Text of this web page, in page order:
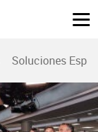
Soluciones